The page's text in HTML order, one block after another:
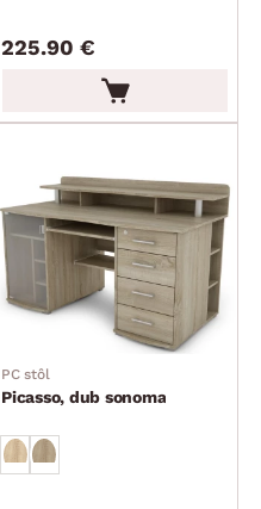
225.90 €
PC stôl
Picasso, dub sonoma